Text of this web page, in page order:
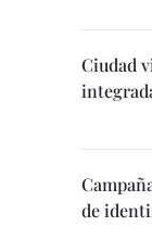
Ciudad
de